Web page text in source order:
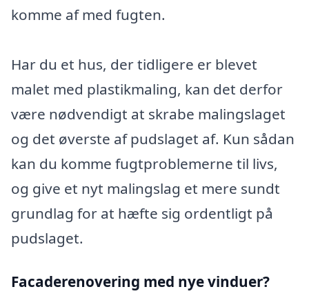
komme af med fugten.
Har du et hus, der tidligere er blevet
malet med plastikmaling, kan det derfor
være nødvendigt at skrabe malingslaget
og det øverste af pudslaget af. Kun sådan
kan du komme fugtproblemerne til livs,
og give et nyt malingslag et mere sundt
grundlag for at hæfte sig ordentligt på
pudslaget.
Facaderenovering med nye vinduer?